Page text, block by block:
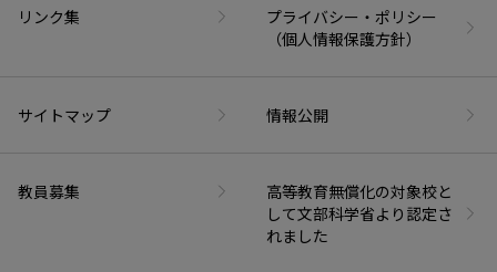
リンク集
プライバシー・ポリシー
（個人情報保護方針）
サイトマップ 情報公開
教員募集
高等教育無償化の対象校と
して文部科学省より認定さ
れました